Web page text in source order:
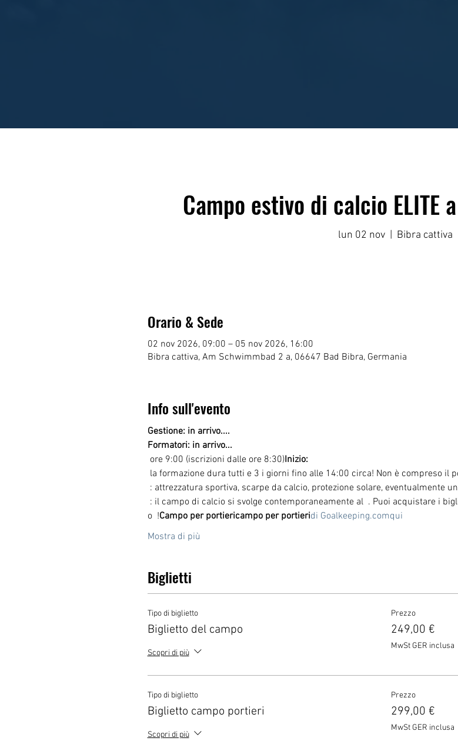
Campo estivo di calcio ELITE
lun 02 nov
  |
Bibra cattiva
Orario & Sede
02 nov 2026, 09:00 – 05 nov 2026, 16:00
Bibra cattiva, Am Schwimmbad 2 a, 06647 Bad Bibra, Germania
Info sull'evento
Gestione: in arrivo....
Formatori: in arrivo...
ore 9:00 (iscrizioni dalle ore 8:30)Inizio:
la formazione dura tutti e 3 i giorni fino alle 14:00 circa! Non è compreso il
: attrezzatura sportiva, scarpe da calcio, protezione solare, eventualmente
: il campo di calcio si svolge contemporaneamente al . Puoi acquistare i
o !Campo per portiericampo per portieridi Goalkeeping.comqui
Mostra di più
Biglietti
Tipo di biglietto
Biglietto del campo
Scopri di più
Prezzo
249,00 €
MwSt GER inclusa
Tipo di biglietto
Biglietto campo portieri
Scopri di più
Prezzo
299,00 €
MwSt GER inclusa